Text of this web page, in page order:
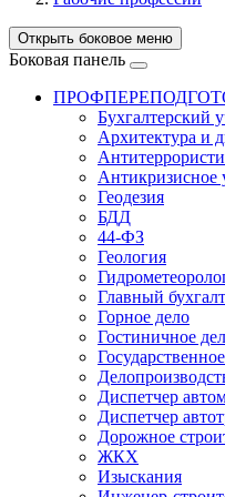
Открыть боковое меню
Боковая панель
Бухгалтерский
Архитектура и
Антикризисное
Геодезия
БДД
44-ФЗ
Геология
Главный
Горное дело
Гостиничное
Диспетчер
Диспетчер
Дорожное
ЖКХ
Изыскания